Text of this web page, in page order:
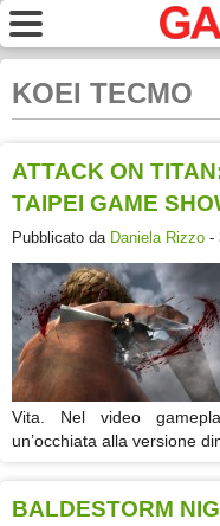
KOEI TECMO
ATTACK ON
TAIPEI GAME
Pubblicato da Daniela Rizzo -
Vita. Nel video
un’occhiata alla versione
BALDESTORM